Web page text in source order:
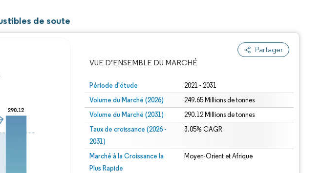
de soute
Partager
VUE D’ENSEMBLE DU MARCHÉ
Période d'étude 2021 - 2031
Volume du Marché (2026) 249.65 Millions de tonnes
Volume du Marché (2031) 290.12 Millions de tonnes
Taux de croissance (2026 -
2031)
3.05% CAGR
Marché à la Croissance la
Plus Rapide
Moyen-Orient et Afrique
Intelligence. La réutilisation nécessite une attribution sous CC BY 4.0.